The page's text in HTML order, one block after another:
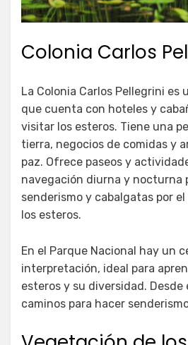
Colonia Carlos
La Colonia Carlos Pellegrini es
que cuenta con hoteles y
visitar los esteros. Tiene una
tierra, negocios de comidas y
paz. Ofrece paseos y
navegación diurna y nocturna
senderismo y cabalgatas por
los esteros.
En el Parque Nacional hay un
interpretación, ideal para
esteros y su diversidad.
caminos para hacer